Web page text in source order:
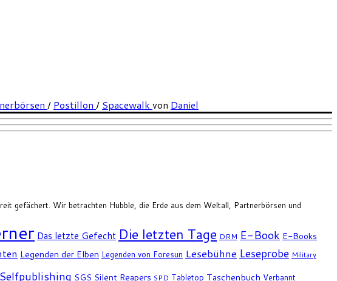
gefächert. Wir betrachten Hubble, die Erde aus dem Weltall, Partnerbörsen und
/ Postillon / Spacewalk von Daniel
Das letzte Gefecht Die letzten Tage DRM E-Book E-Books
Legenden der Elben Legenden von Foresun Lesebühne Leseprobe Military
Selfpublishing SGS Silent Reapers SPD Tabletop Taschenbuch Verbannt